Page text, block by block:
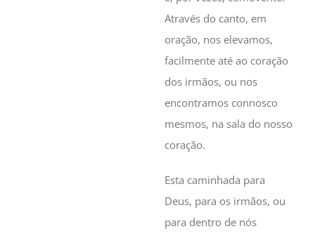
Através do canto, em
oração, nos elevamos,
facilmente até ao coração
dos irmãos, ou nos
encontramos connosco
mesmos, na sala do nosso
coração.
Esta caminhada para
Deus, para os irmãos, ou
para dentro de nós